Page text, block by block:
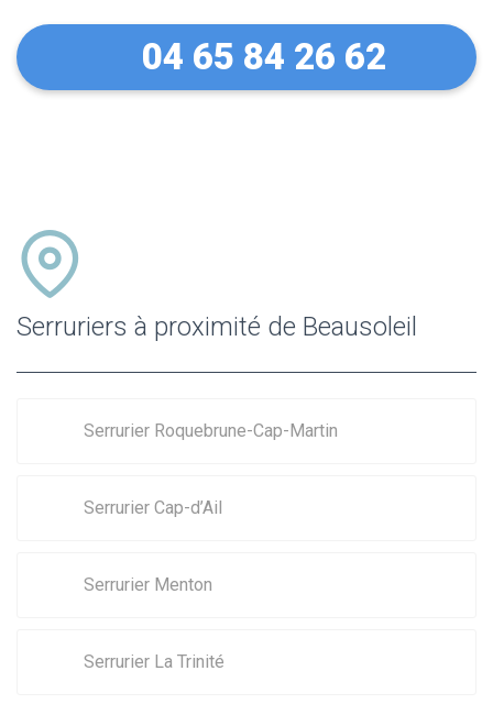
04 65 84 26 62
Serruriers à proximité de Beausoleil
Serrurier Roquebrune-Cap-Martin
Serrurier Cap-d’Ail
Serrurier Menton
Serrurier La Trinité